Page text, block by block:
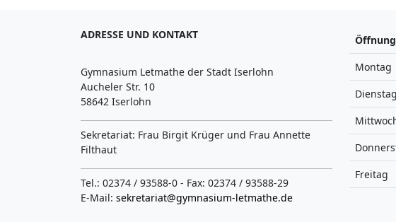
ADRESSE UND KONTAKT
Gymnasium Letmathe der Stadt Iserlohn
Aucheler Str. 10
58642 Iserlohn
Sekretariat: Frau Birgit Krüger und Frau Annette
Filthaut
Tel.: 02374 / 93588-0 - Fax: 02374 / 93588-29
E-Mail: sekretariat@gymnasium-letmathe.de
Montag
Dienstag
Freitag